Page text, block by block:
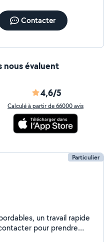
Contacter
nous évaluent
4,6/5
Calculé à partir de 66000 avis
Particulier
un travail rapide
pour prendre